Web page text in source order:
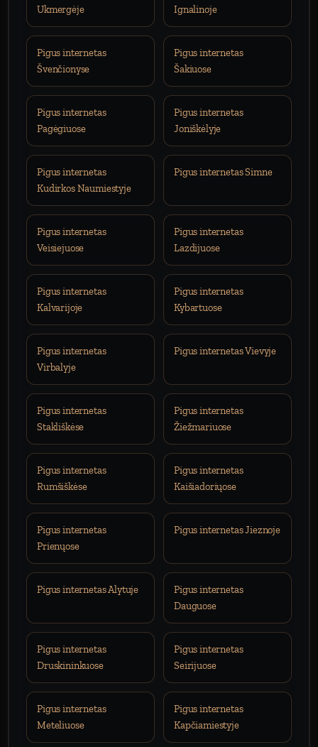
Ukmergėje
Ignalinoje
Pigus internetas
Švenčionyse
Pigus internetas
Šakiuose
Pigus internetas
Pagėgiuose
Pigus internetas
Joniškėlyje
Pigus internetas
Kudirkos Naumiestyje
Pigus internetas Simne
Pigus internetas
Veisiejuose
Pigus internetas
Lazdijuose
Pigus internetas
Kalvarijoje
Pigus internetas
Kybartuose
Pigus internetas
Virbalyje
Pigus internetas Vievyje
Pigus internetas
Stakliškėse
Pigus internetas
Žiežmariuose
Pigus internetas
Rumšiškėse
Pigus internetas
Kaišiadoriųose
Pigus internetas
Prienųose
Pigus internetas Jieznoje
Pigus internetas Alytuje
Pigus internetas
Dauguose
Pigus internetas
Druskininkuose
Pigus internetas
Seirijuose
Pigus internetas
Meteliuose
Pigus internetas
Kapčiamiestyje